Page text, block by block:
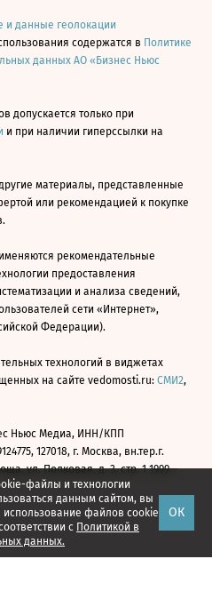
файлы и технологии
данным сайтом, вы
использование файлов cookie
с Политикой в
данных.
ОК
и данные геолокации
содержатся в Политике
данных АО «Бизнес Ньюс
допускается только при
и при наличии гиперссылки на
материалы, представленные
или рекомендацией к покупке
рекомендательные
предоставления
и анализа сведений,
сети «Интернет»,
Федерации).
технологий в виджетах
на сайте vedomosti.ru: СМИ2,
Ньюс Медиа, ИНН/КПП
127018, г. Москва, вн.тер.г.
ул. Полковая, д. 3, стр. 1 1999—